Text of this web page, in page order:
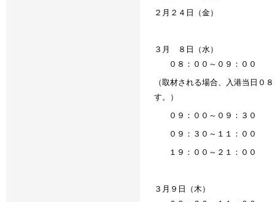
２月２４日（金）
３月 ８日（水）
０８：００～０９：００
（取材される場合、入港当日０
す。）
０９：００～０９：３０
０９：３０～１１：００
１９：００～２１：００
３月９日（木）